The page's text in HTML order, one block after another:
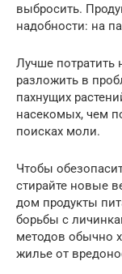
выбросить.
надобности: на
Лучше потратить
разложить в
пахнущих
насекомых, чем
поисках моли.
Чтобы
стирайте новые
дом продукты
борьбы с
методов обычно
жилье от